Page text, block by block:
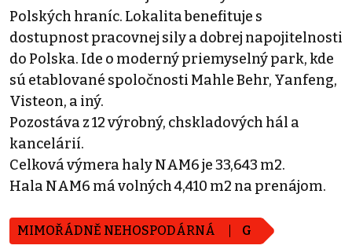
Polských hraníc. Lokalita benefituje s
dostupnost pracovnej sily a dobrej napojitelnosti
do Polska. Ide o moderný priemyselný park, kde
sú etablované spoločnosti Mahle Behr, Yanfeng,
Visteon, a iný.
Pozostáva z 12 výrobný, chskladových hál a
kancelárií.
Celková výmera haly NAM6 je 33,643 m2.
Hala NAM6 má volných 4,410 m2 na prenájom.
MIMOŘÁDNĚ NEHOSPODÁRNÁ G